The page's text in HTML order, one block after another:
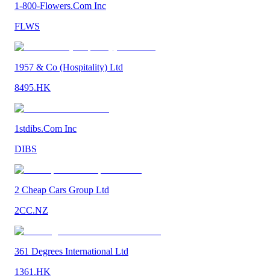
1-800-Flowers.Com Inc
FLWS
1957 & Co (Hospitality) Ltd
8495.HK
1stdibs.Com Inc
DIBS
2 Cheap Cars Group Ltd
2CC.NZ
361 Degrees International Ltd
1361.HK